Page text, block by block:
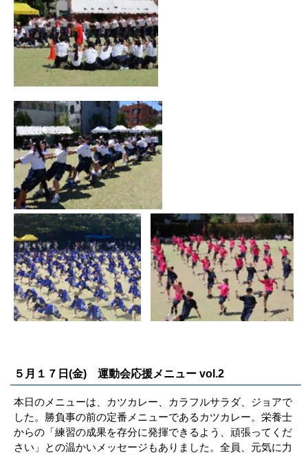
５月１７日(金) 運動会応援メニュー vol.2
本日のメニューは、カツカレー、カラフルサラダ、ジョアで
した。勝負事の前の定番メニューであるカツカレー。栄養士
からの「練習の成果を存分に発揮できるよう、頑張ってくだ
さい」との温かいメッセージもありました。全員、元気に力